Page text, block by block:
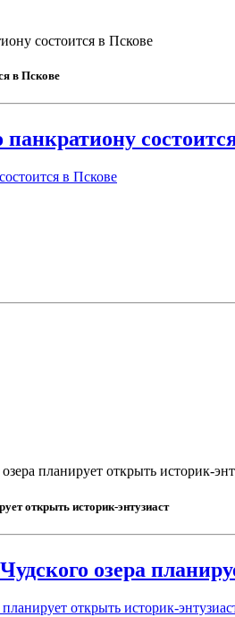
состоится в Пскове
в Пскове
в Пскове
планирует открыть историк-
открыть историк-энтузиаст
озера
открыть историк-